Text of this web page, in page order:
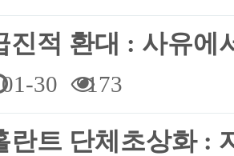
진적 환대 : 사유
30 173
란트 단체초상화 :